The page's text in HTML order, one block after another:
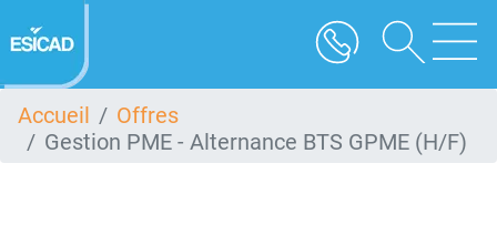
au
contenu
Accueil
Offres
Gestion PME - Alternance BTS GPME (H/F)